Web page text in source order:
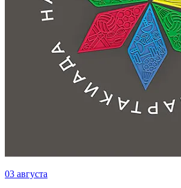
03 августа